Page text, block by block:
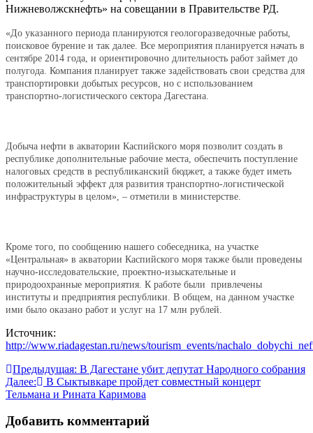
Нижневолжскнефть» на совещании в Правительстве РД.
«До указанного периода планируются геологоразведочные работы,
поисковое бурение и так далее. Все мероприятия планируется начать в
сентябре 2014 года, и ориентировочно длительность работ займет до
полугода. Компания планирует также задействовать свои средства для
транспортировки добытых ресурсов, но с использованием
транспортно-логистического сектора Дагестана.
Добыча нефти в акватории Каспийского моря позволит создать в
республике дополнительные рабочие места, обеспечить поступление
налоговых средств в республиканский бюджет, а также будет иметь
положительный эффект для развития транспортно-логистической
инфраструктуры в целом», – отметили в министерстве.
Кроме того, по сообщению нашего собеседника, на участке
«Центральная» в акватории Каспийского моря также были проведены
научно-исследовательские, проектно-изыскательные и
природоохранные мероприятия. К работе были привлечены
институты и предприятия республики. В общем, на данном участке
ими было оказано работ и услуг на 17 млн рублей.
Источник:
http://www.riadagestan.ru/news/tourism_events/
Навигация
по
Предыдущая: В Дагестане убит депутат Народного собрания
Далее:
В Сыктывкаре пройдет совместный концерт
Тельмана и Рината Каримова
Добавить комментарий